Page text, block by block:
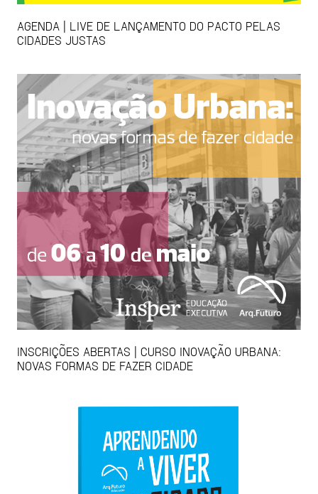
AGENDA | LIVE DE LANÇAMENTO DO PACTO PELAS
CIDADES JUSTAS
INSCRIÇÕES ABERTAS | CURSO INOVAÇÃO URBANA:
NOVAS FORMAS DE FAZER CIDADE